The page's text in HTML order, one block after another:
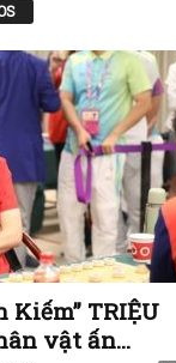
Kiếm” TRIỆU
vật ấn...